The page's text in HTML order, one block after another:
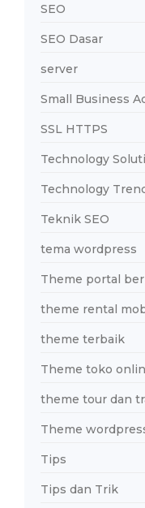
SEO
SEO Dasar
server
Small Business
SSL HTTPS
Technology
Technology
Teknik SEO
tema wordpress
Theme portal
theme rental
theme terbaik
Theme toko
theme tour dan
Theme
Tips
Tips dan Trik